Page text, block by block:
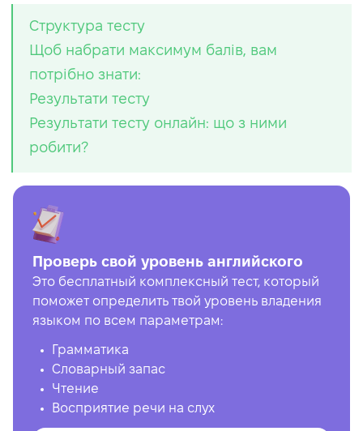
Структура тесту
Щоб набрати максимум балів, вам
потрібно знати:
Результати тесту
Результати тесту онлайн: що з ними
робити?
Проверь свой уровень английского
Это бесплатный комплексный тест, который
поможет определить твой уровень владения
языком по всем параметрам:
Грамматика
Словарный запас
Чтение
Восприятие речи на слух